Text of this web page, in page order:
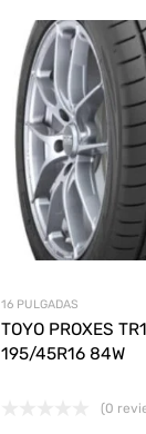
16 PULGADAS
TOYO PROXES
195/45R16 84W
(0